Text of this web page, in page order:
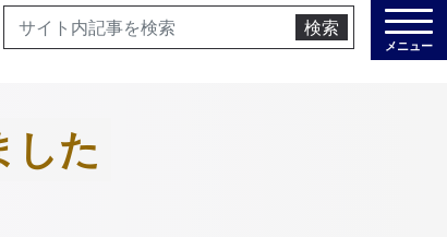
検索
メニュー
した